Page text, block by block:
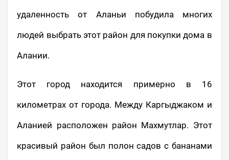
удаленность от Аланьи побудила многих
людей выбрать этот район для покупки дома в
Алании.
Этот город находится примерно в 16
километрах от города. Между Каргыджаком и
Аланией расположен район Махмутлар. Этот
красивый район был полон садов с бананами